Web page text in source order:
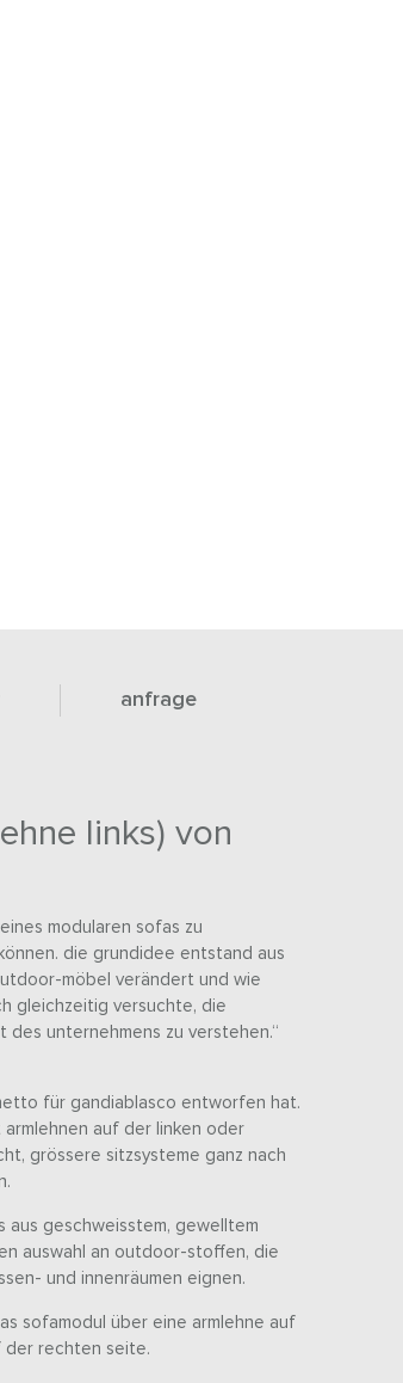
anfrage
links) von
modularen sofas zu
die grundidee entstand aus
möbel verändert und wie
gleichzeitig versuchte, die
unternehmens zu verstehen.“
für gandiablasco entworfen hat.
auf der linken oder
grössere sitzsysteme ganz nach
aus geschweisstem, gewelltem
auswahl an outdoor-stoffen, die
und innenräumen eignen.
sofamodul über eine armlehne auf
der rechten seite.